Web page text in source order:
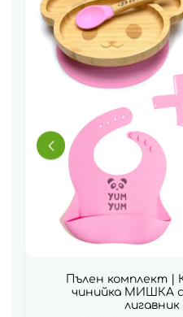
Пълен комплект |
чинийка МИШКА с
лигавник